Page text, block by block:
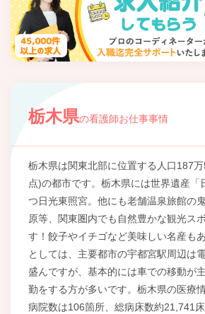
栃木県の看護師お仕事事情
栃木県は関東北部に位置する人口187
点)の都市です。栃木県には世界遺産「
つ日光東照宮。他にも老舗温泉旅館の
原等、関東圏内でも自然豊かな観光ス
す！餃子やイチゴなど美味しい名産も
としては、主要都市の宇都宮駅周辺は
盛んですが、基本的には車での移動が
勤をする方が多いです。栃木県の医療
病院数は106箇所、総病床数約21,741